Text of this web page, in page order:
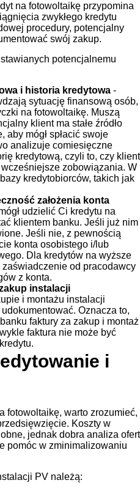
na fotowoltaikę przypomina
zwykłego kredytu
procedury, potencjalny
swój zakup.
potencjalnemu
i historia kredytowa -
sytuację finansową osób,
na fotowoltaikę. Muszą
klient ma stałe źródło
aby mógł spłacić swoje
analizuje comiesięczne
kredytową, czyli to, czy klient
wcześniejsze zobowiązania. W
kredytobiorców, takich jak
założenia konta
udzielić Ci kredytu na
klientem banku. Jeśli już nim
Jeśli nie, z pewnością
konta osobistego i/lub
Dla kredytów na wyższe
od pracodawcy
z konta.
instalacji
i montażu instalacji
Oznacza to,
faktury za zakup i montaż
faktura nie może być
i
fotowoltaikę, warto zrozumieć,
Koszty w
jednak dobra analiza ofert
pomóc w zminimalizowaniu
PV należą: